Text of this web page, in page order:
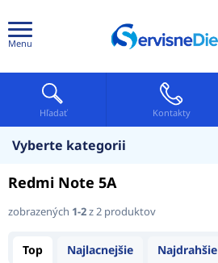
Menu
Hľadať Kontakty
Vyberte kategorii
Redmi Note 5A
zobrazených 1-2z 2 produktov
Top Najlacnejšie Najdrahšie